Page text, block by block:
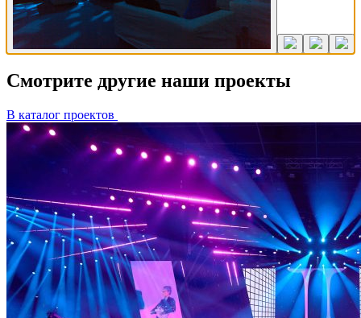
Смотрите другие наши проекты
В каталог проектов